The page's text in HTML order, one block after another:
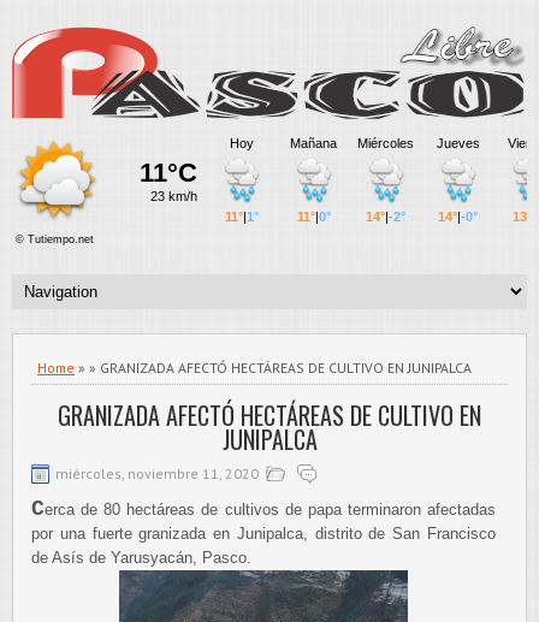
Home » » GRANIZADA AFECTÓ HECTÁREAS DE CULTIVO EN JUNIPALCA
GRANIZADA AFECTÓ HECTÁREAS DE CULTIVO EN
JUNIPALCA
miércoles, noviembre 11, 2020
Cerca de 80 hectáreas de cultivos de papa terminaron afectadas
por una fuerte granizada en Junipalca, distrito de San Francisco
de Asís de Yarusyacán, Pasco.